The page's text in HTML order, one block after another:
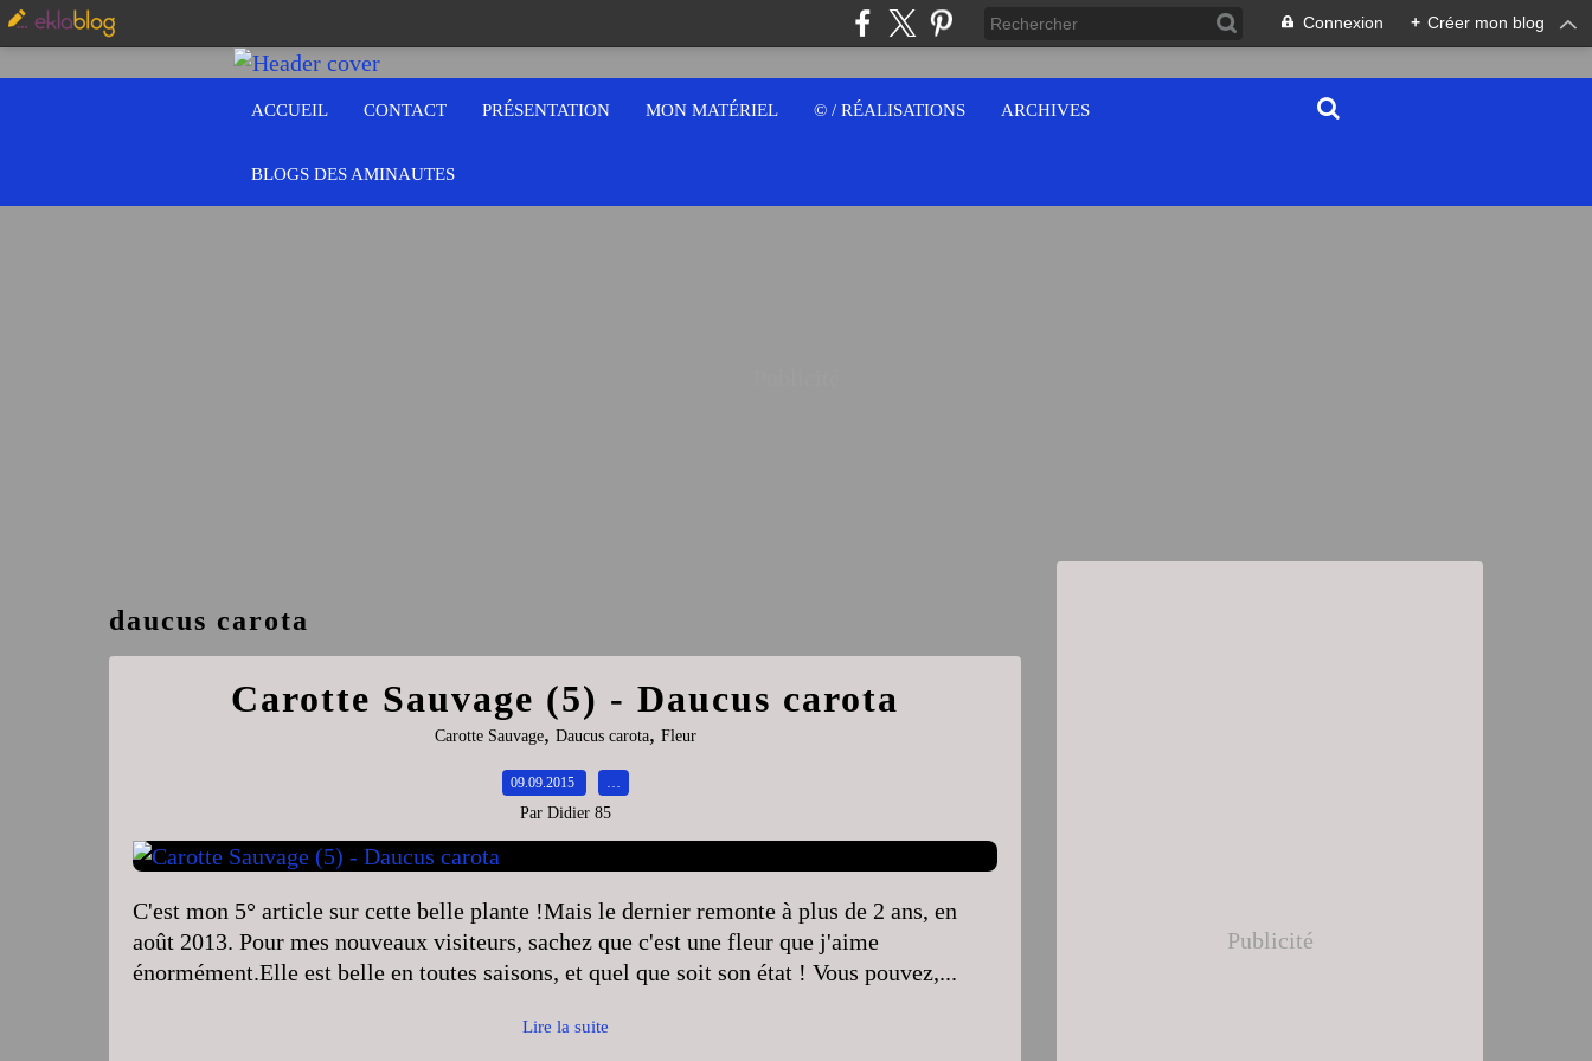
Connexion + Créer mon blog
ACCUEIL CONTACT PRÉSENTATION MON MATÉRIEL © / RÉALISATIONS ARCHIVES
BLOGS DES AMINAUTES
daucus carota
Carotte Sauvage (5) - Daucus carota
Carotte Sauvage, Daucus carota, Fleur
09.09.2015 …
Par Didier 85
C'est mon 5° article sur cette belle plante !Mais le dernier remonte à plus de 2 ans, en
août 2013. Pour mes nouveaux visiteurs, sachez que c'est une fleur que j'aime
énormément.Elle est belle en toutes saisons, et quel que soit son état ! Vous pouvez,...
Lire la suite
Publicité